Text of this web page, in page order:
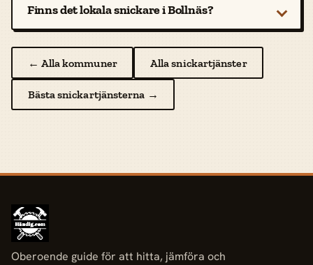
Finns det lokala snickare i Bollnäs?
← Alla kommuner Alla snickartjänster
Bästa snickartjänsterna →
Oberoende guide för att hitta, jämföra och